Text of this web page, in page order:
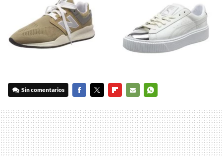
Sin comentarios
MAIL